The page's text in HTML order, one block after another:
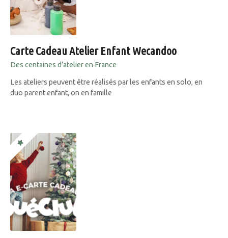
Carte Cadeau Atelier Enfant Wecandoo
Des centaines d’atelier en France
Les ateliers peuvent être réalisés par les enfants en solo, en
duo parent enfant, on en famille